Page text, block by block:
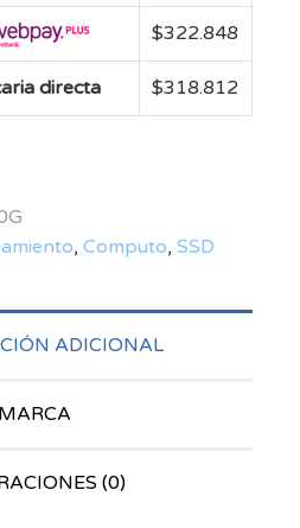
$322.848
directa $318.812
, Computo, SSD
ADICIONAL
MARCA
(0)